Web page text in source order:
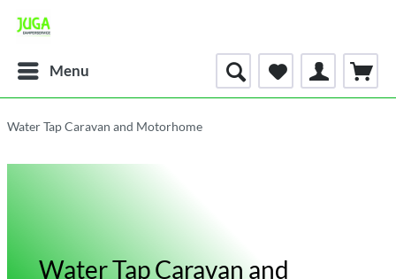
Menu
Water Tap Caravan and Motorhome
Water Tap Caravan and